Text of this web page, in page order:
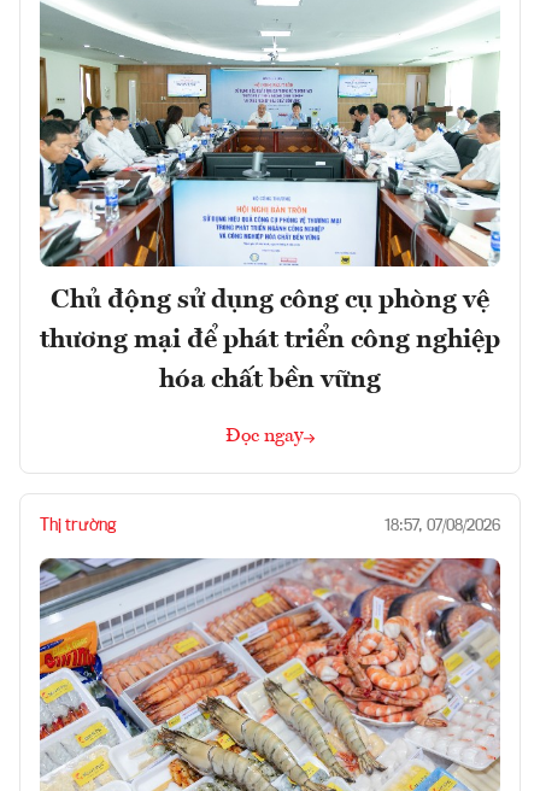
Chủ động sử dụng công cụ phòng vệ
thương mại để phát triển công nghiệp
hóa chất bền vững
Đọc ngay
Thị trường 18:57, 07/08/2026